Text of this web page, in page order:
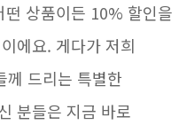
상품이든 10% 할인을
에요. 게다가 저희
께 드리는 특별한
분들은 지금 바로